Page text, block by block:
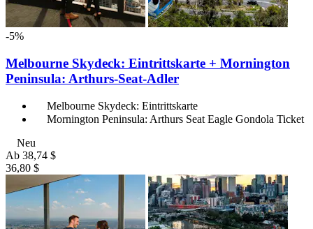
-5%
Melbourne Skydeck: Eintrittskarte + Mornington
Peninsula: Arthurs-Seat-Adler
Melbourne Skydeck: Eintrittskarte
Mornington Peninsula: Arthurs Seat Eagle Gondola Ticket
Neu
Ab 38,74 $
36,80 $